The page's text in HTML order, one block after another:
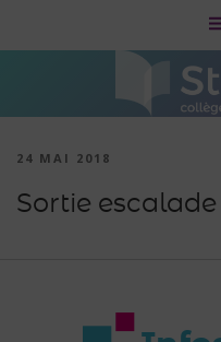
24 MAI 2018
Sortie escalade